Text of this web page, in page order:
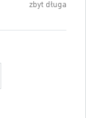
zbyt długa